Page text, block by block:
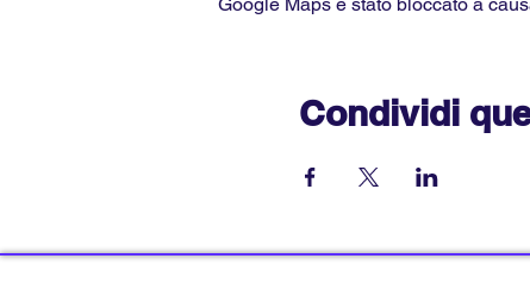
Condividi